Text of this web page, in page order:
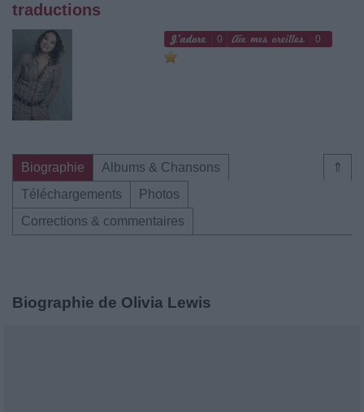
traductions
0 0
⇑
Biographie
Albums & Chansons
Téléchargements
Photos
Corrections & commentaires
Biographie de Olivia Lewis